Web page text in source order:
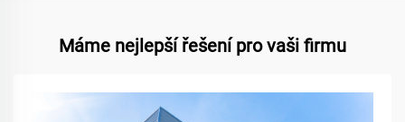
Máme nejlepší řešení pro vaši firmu